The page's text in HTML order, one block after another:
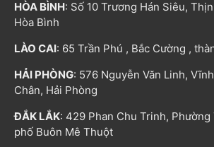
HÒA BÌNH: Số 10 Trương Hán Siêu,
Hòa Bình
LÀO CAI: 65 Trần Phú , Bắc Cường ,
HẢI PHÒNG: 576 Nguyễn Văn Linh,
Chân, Hải Phòng
ĐẮK LẮK: 429 Phan Chu Trinh, Phường
phố Buôn Mê Thuột